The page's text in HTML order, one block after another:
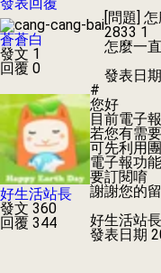
蒼蒼白
發文 1
回覆 0
[問題] 怎
2833 1
怎麼一
發表日期
好生活站長
發文 360
回覆 344
#
您好
目前電子
若您有需
可先利用
電子報功
要訂閱唷
謝謝您的
好生活站長
發表日期